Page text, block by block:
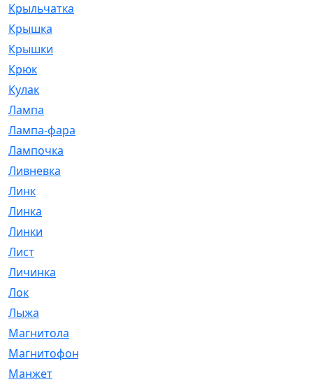
Крыльчатка
Крышка
Крышки
Крюк
Кулак
Лампа
Лампа-фара
Лампочка
Ливневка
Линк
Линка
Линки
Лист
Личинка
Лок
Лыжа
Магнитола
Магнитофон
Манжет